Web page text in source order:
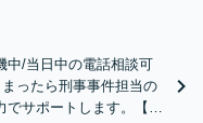
中/当日中の電話相談可
ったら刑事事件担当の
でサポートします。【毎